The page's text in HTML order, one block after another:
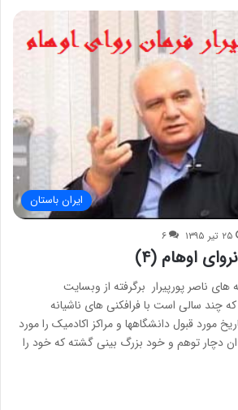
ایران باستان
۲۵ تیر ۱۳۹۵ ۶
اوهام (۴)
های ناصر پورپيرار برگرفته از وبسایت
چند سالی است با فرافکنی های ناشيانه
مورد قبول دانشگاهها و مراکز اکادميک را مورد
دچار توهم و خود بزرگ بينی گشته که خود را